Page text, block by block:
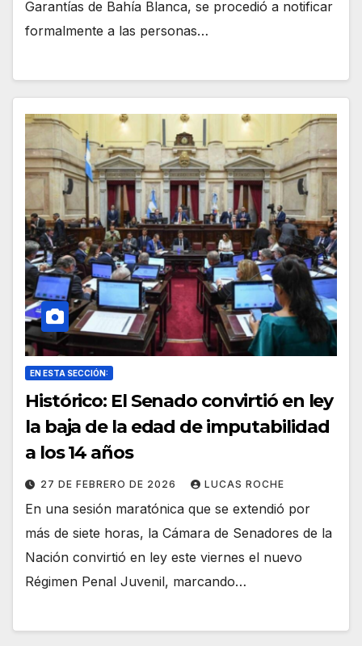
Garantías de Bahía Blanca, se procedió a notificar
formalmente a las personas…
EN ESTA SECCIÓN:
Histórico: El Senado convirtió en ley
la baja de la edad de imputabilidad
a los 14 años
27 DE FEBRERO DE 2026 LUCAS ROCHE
En una sesión maratónica que se extendió por
más de siete horas, la Cámara de Senadores de la
Nación convirtió en ley este viernes el nuevo
Régimen Penal Juvenil, marcando…